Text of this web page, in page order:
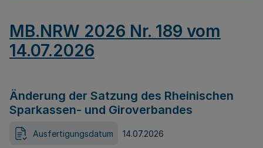
MB.NRW 2026 Nr. 189 vom
14.07.2026
Änderung der Satzung des Rheinischen
Sparkassen- und Giroverbandes
Ausfertigungsdatum 14.07.2026